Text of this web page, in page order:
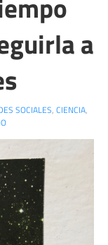
a
SOCIALES, CIENCIA,